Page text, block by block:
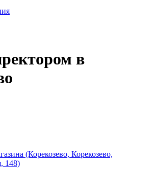
в
(Корекозево, Корекозево,
148)